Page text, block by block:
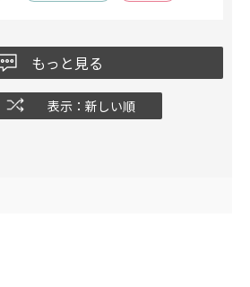
もっと見る
表示：新しい順